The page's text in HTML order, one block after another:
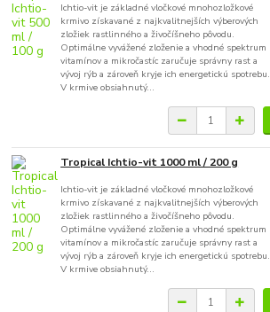
Ichtio-vit je základné vločkové mnohozložkové
krmivo získavané z najkvalitnejších výberových
zložiek rastlinného a živočíšneho pôvodu.
Optimálne vyvážené zloženie a vhodné spektrum
vitamínov a mikročastíc zaručuje správny rast a
vývoj rýb a zároveň kryje ich energetickú spotrebu.
V krmive obsiahnutý...
Tropical Ichtio-vit 1000 ml / 200 g
Ichtio-vit je základné vločkové mnohozložkové
krmivo získavané z najkvalitnejších výberových
zložiek rastlinného a živočíšneho pôvodu.
Optimálne vyvážené zloženie a vhodné spektrum
vitamínov a mikročastíc zaručuje správny rast a
vývoj rýb a zároveň kryje ich energetickú spotrebu.
V krmive obsiahnutý...